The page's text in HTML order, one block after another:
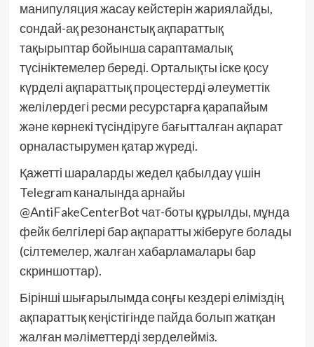
манипуляция жасау кейстерін жариялайды,
сондай-ақ резонанстық ақпараттық
тақырыптар бойынша сараптамалық
түсініктемелер береді. Орталықты іске қосу
күрделі ақпараттық процестерді әлеуметтік
желілердегі ресми ресурстарға қарапайым
және көрнекі түсіндіруге бағытталған ақпарат
орналастырумен қатар жүреді.
Қажетті шараларды жедел қабылдау үшін
Telegram каналында арнайы
@AntiFakeCenterBot чат-боты құрылды, мұнда
фейк белгілері бар ақпаратты жіберуге болады
(сілтемелер, жалған хабарламалары бар
скриншоттар).
Бірінші шығарылымда соңғы кездері еліміздің
ақпараттық кеңістігінде пайда болып жатқан
жалған мәліметтерді зерделейміз.